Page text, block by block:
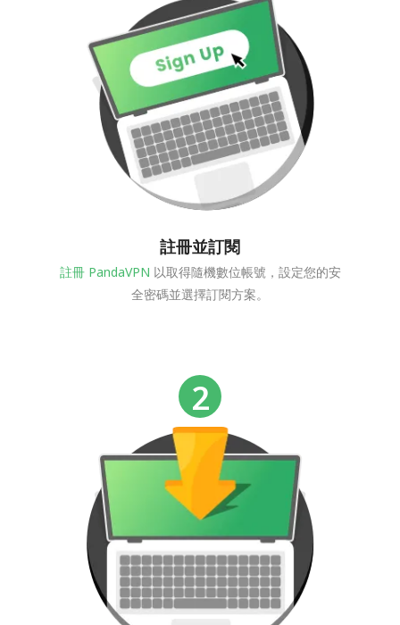
註冊並訂閱
註冊 PandaVPN 以取得隨機數位帳號，設定您的安
全密碼並選擇訂閱方案。